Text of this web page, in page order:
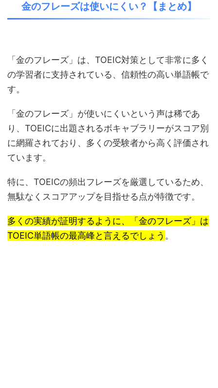
金のフレーズは使いにくい？【まとめ】
「金のフレーズ」は、TOEIC対策として非常に多く
の学習者に支持されている、信頼性の高い単語帳で
す。
「金のフレーズ」が使いにくいという声は稀であ
り、TOEICに出題されるボキャブラリーがスコア別
に網羅されており、多くの受験者から高く評価され
ています。
特に、TOEICの頻出フレーズを厳選しているため、
無駄なくスコアアップを目指せる点が特徴です。
多くの実績が証明するように、「金のフレーズ」は
TOEIC単語帳の最高峰と言えるでしょう 。